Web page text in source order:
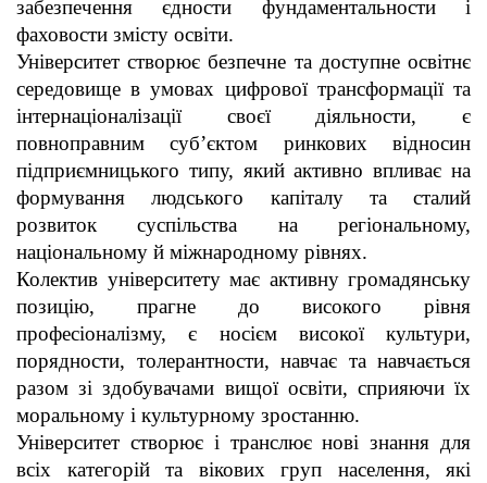
забезпечення єдности фундаментальности і
фаховости змісту освіти.
Університет створює безпечне та доступне освітнє
середовище в умовах цифрової трансформації та
інтернаціоналізації своєї діяльности, є
повноправним суб’єктом ринкових відносин
підприємницького типу, який активно впливає на
формування людського капіталу та сталий
розвиток суспільства на регіональному,
національному й міжнародному рівнях.
Колектив університету має активну громадянську
позицію, прагне до високого рівня
професіоналізму, є носієм високої культури,
порядности, толерантности, навчає та навчається
разом зі здобувачами вищої освіти, сприяючи їх
моральному і культурному зростанню.
Університет створює і транслює нові знання для
всіх категорій та вікових груп населення, які